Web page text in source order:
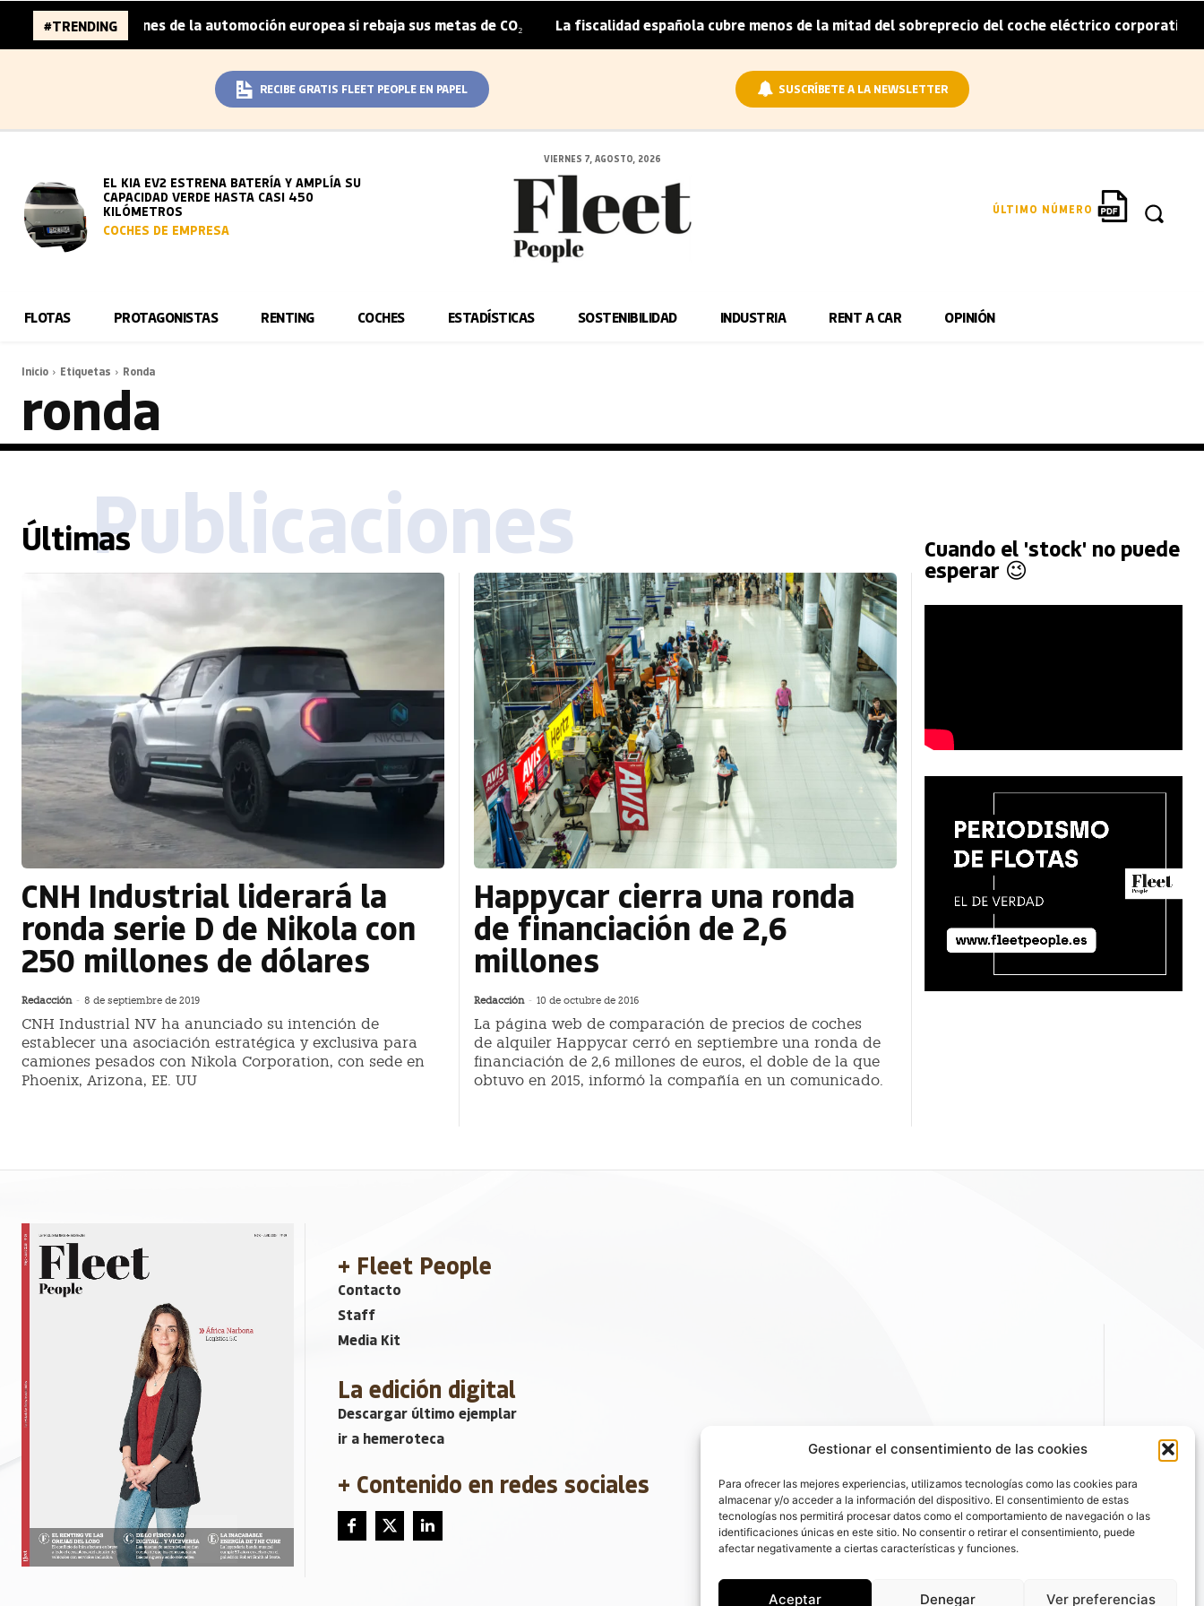
Gestionar el consentimiento de las cookies
Para ofrecer las mejores experiencias, utilizamos tecnologías como las cookies para
almacenar y/o acceder a la información del dispositivo. El consentimiento de estas
tecnologías nos permitirá procesar datos como el comportamiento de navegación o las
identificaciones únicas en este sitio. No consentir o retirar el consentimiento, puede
afectar negativamente a ciertas características y funciones.
Aceptar Denegar Ver preferencias
#TRENDING
96.000 millones de la automoción europea si rebaja sus metas de CO₂ | La fiscalidad española cubre menos de la mitad del sobreprecio del coche eléctrico corporativo
RECIBE GRATIS FLEET PEOPLE EN PAPEL SUSCRÍBETE A LA NEWSLETTER
EL KIA EV2 ESTRENA BATERÍA Y AMPLÍA SU
CAPACIDAD VERDE HASTA CASI 450
KILÓMETROS
COCHES DE EMPRESA
VIERNES 7, AGOSTO, 2026
ÚLTIMO NÚMERO
FLOTAS PROTAGONISTAS RENTING COCHES ESTADÍSTICAS SOSTENIBILIDAD INDUSTRIA RENT A CAR OPINIÓN
Inicio Etiquetas Ronda
ronda
ÚltimasPublicaciones
CNH Industrial liderará la
ronda serie D de Nikola con
250 millones de dólares
Redacción - 8 de septiembre de 2019
CNH Industrial NV ha anunciado su intención de
establecer una asociación estratégica y exclusiva para
camiones pesados con Nikola Corporation, con sede en
Phoenix, Arizona, EE. UU
Happycar cierra una ronda
de financiación de 2,6
millones
Redacción - 10 de octubre de 2016
La página web de comparación de precios de coches
de alquiler Happycar cerró en septiembre una ronda de
financiación de 2,6 millones de euros, el doble de la que
obtuvo en 2015, informó la compañía en un comunicado.
Cuando el 'stock' no puede
esperar 😉
+ Fleet People
Contacto
Staff
Media Kit
La edición digital
Descargar último ejemplar
ir a hemeroteca
+ Contenido en redes sociales